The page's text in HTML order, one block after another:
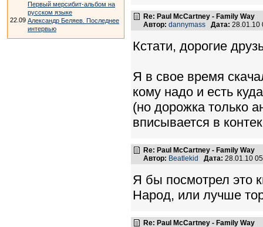
Первый мерсибит-альбом на
русском языке
22.09 Александр Беляев. Последнее
интервью
Re: Paul McCartney - Family Way
Автор: dannymass Дата:
Кстати, дорогие
Я в свое время
кому надо и есть
(но дорожка только
вписывается в
Re: Paul McCartney - Family Way
Автор: Beatlekid Дата: 28.01.10
Я бы посмотрел это
Народ, или лучше
Re: Paul McCartney - Family Way